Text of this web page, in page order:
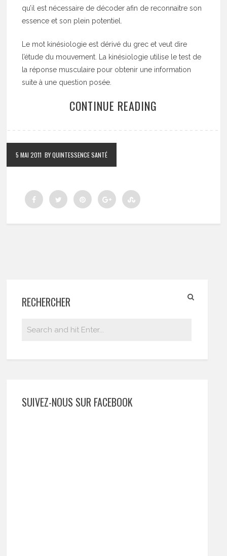
qu’il est nécessaire de décoder afin de reconnaitre son
essence et son plein potentiel.
Le mot kinésiologie est dérivé du grec et veut dire
l’étude du mouvement. La kinésiologie utilise le test de
la réponse musculaire pour obtenir une information
suite à une question posée.
CONTINUE READING
5 MAI 2011 BY QUINTESSENCE SANTÉ
RECHERCHER
SUIVEZ-NOUS SUR FACEBOOK